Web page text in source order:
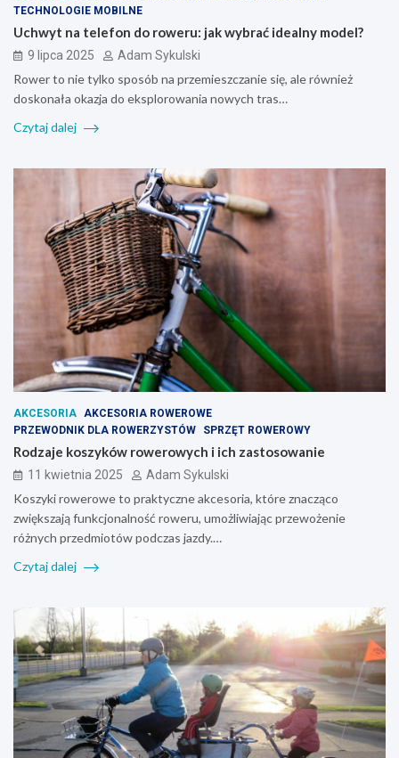
TECHNOLOGIE MOBILNE
Uchwyt na telefon do roweru: jak wybrać idealny model?
9 lipca 2025 Adam Sykulski
Rower to nie tylko sposób na przemieszczanie się, ale również
doskonała okazja do eksplorowania nowych tras…
Czytaj dalej
AKCESORIA
AKCESORIA ROWEROWE
PRZEWODNIK DLA ROWERZYSTÓW
SPRZĘT ROWEROWY
Rodzaje koszyków rowerowych i ich zastosowanie
11 kwietnia 2025 Adam Sykulski
Koszyki rowerowe to praktyczne akcesoria, które znacząco
zwiększają funkcjonalność roweru, umożliwiając przewożenie
różnych przedmiotów podczas jazdy.…
Czytaj dalej